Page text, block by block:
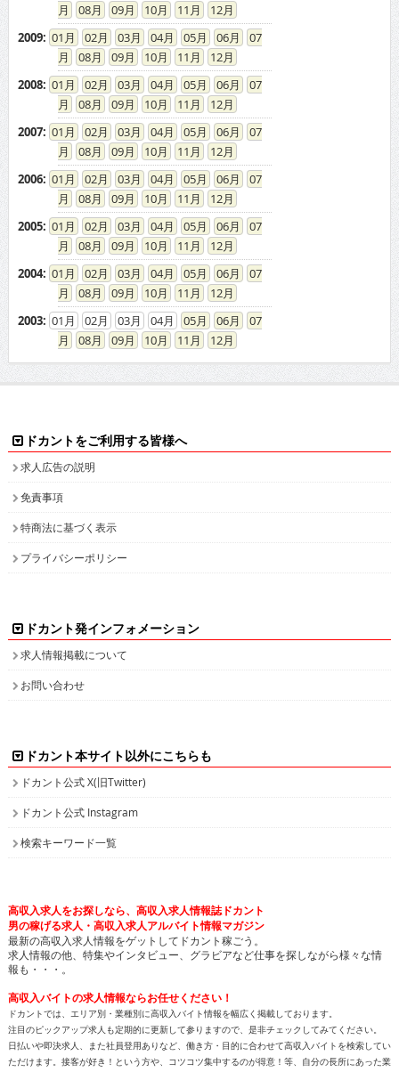
08
09 10 11
12
2009: 01 02 03 04 05 06
07
08
09 10 11
12
2008: 01 02 03 04 05 06
07
08
09 10 11
12
2007: 01 02 03 04 05 06
07
08
09 10 11
12
2006: 01 02 03 04 05 06
07
08
09 10 11
12
2005: 01 02 03 04 05 06
07
08
09 10 11
12
2004: 01 02 03 04 05 06
07
08
09 10 11
12
2003: 01 02 03 04 05 06
07
08
09 10 11 12
ドカントをご利用する皆様へ
求人広告の説明
免責事項
特商法に基づく表示
プライバシーポリシー
ドカント発インフォメーション
求人情報掲載について
お問い合わせ
ドカント本サイト以外にこちらも
ドカント公式 X(旧Twitter)
ドカント公式 Instagram
検索キーワード一覧
高収入求人をお探しなら、高収入求人情報誌ドカント
男の稼げる求人・高収入求人アルバイト情報マガジン
最新の高収入求人情報をゲットしてドカント稼ごう。
求人情報の他、特集やインタビュー、グラビアなど仕事を探しながら様々な情
報も・・・。
高収入バイトの求人情報ならお任せください！
ドカントでは、エリア別・業種別に高収入バイト情報を幅広く掲載しております。
注目のピックアップ求人も定期的に更新して参りますので、是非チェックしてみてください。
日払いや即決求人、また社員登用ありなど、働き方・目的に合わせて高収入バイトを検索してい
ただけます。接客が好き！という方や、コツコツ集中するのが得意！等、自分の長所にあった業